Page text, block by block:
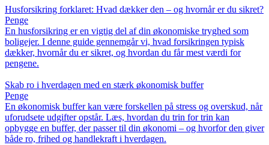
Husforsikring forklaret: Hvad dækker den – og hvornår er du sikret?
Penge
En husforsikring er en vigtig del af din økonomiske tryghed som
boligejer. I denne guide gennemgår vi, hvad forsikringen typisk
dækker, hvornår du er sikret, og hvordan du får mest værdi for
pengene.
Skab ro i hverdagen med en stærk økonomisk buffer
Penge
En økonomisk buffer kan være forskellen på stress og overskud, når
uforudsete udgifter opstår. Læs, hvordan du trin for trin kan
opbygge en buffer, der passer til din økonomi – og hvorfor den giver
både ro, frihed og handlekraft i hverdagen.